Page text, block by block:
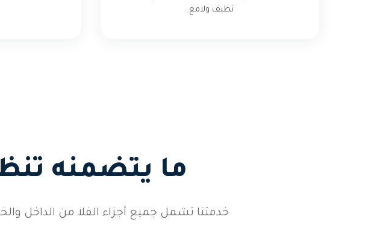
نظيف ولامع.
ما يتضمنه
خدمتنا تشمل جميع أجزاء الفلا من الداخل